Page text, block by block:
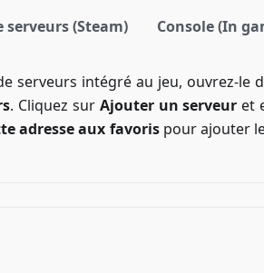
(Steam) Console (In
serveurs intégré au jeu, ouvrez-le
. Cliquez sur Ajouter un serveur et
adresse aux favorispour ajouter